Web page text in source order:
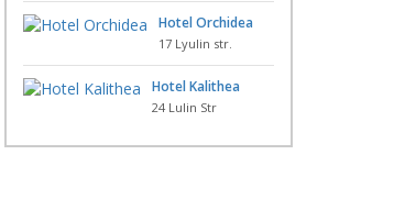
Hotel Orchidea
17 Lyulin str.
Hotel Kalithea
24 Lulin Str